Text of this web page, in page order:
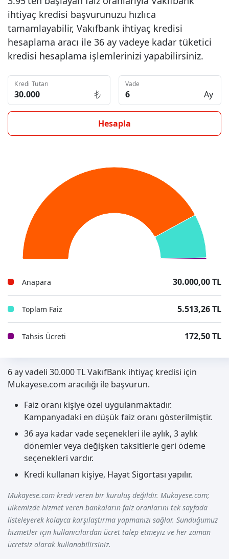
ihtiyaç kredisi başvurunuzu hızlıca
tamamlayabilir, Vakıfbank ihtiyaç kredisi
hesaplama aracı ile 36 ay vadeye kadar tüketici
kredisi hesaplama işlemlerinizi yapabilirsiniz.
Kredi Tutarı Vade
Ay
Hesapla
Anapara 30.000,00 TL
Toplam Faiz 5.513,26 TL
Tahsis Ücreti 172,50 TL
6 ay vadeli 30.000 TL VakıfBank ihtiyaç kredisi için
Mukayese.com aracılığı ile başvurun.
Faiz oranı kişiye özel uygulanmaktadır.
Kampanyadaki en düşük faiz oranı gösterilmiştir.
36 aya kadar vade seçenekleri ile aylık, 3 aylık
dönemler veya değişken taksitlerle geri ödeme
seçenekleri vardır.
Kredi kullanan kişiye, Hayat Sigortası yapılır.
Mukayese.com kredi veren bir kuruluş değildir. Mukayese.com;
ülkemizde hizmet veren bankaların faiz oranlarını tek sayfada
listeleyerek kolayca karşılaştırma yapmanızı sağlar. Sunduğumuz
hizmetler için kullanıcılardan ücret talep etmeyiz ve her zaman
ücretsiz olarak kullanabilirsiniz.